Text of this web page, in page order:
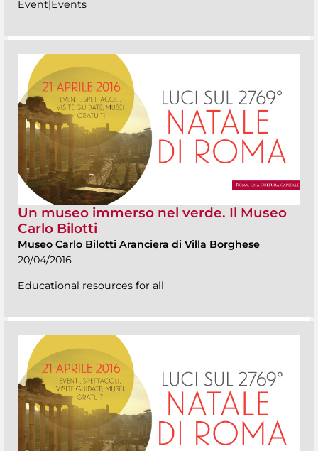
Event|Events
Un museo immerso nel verde. Il Museo
Carlo Bilotti
Museo Carlo Bilotti Aranciera di Villa Borghese
20/04/2016
Educational resources for all